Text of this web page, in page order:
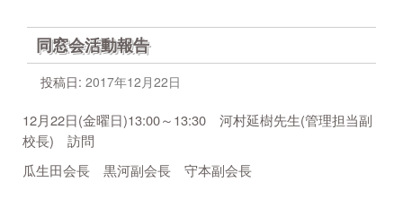
同窓会活動報告
投稿日: 2017年12月22日
12月22日(金曜日)13:00～13:30 河村延樹先生(管理担当副
校長) 訪問
瓜生田会長 黒河副会長 守本副会長